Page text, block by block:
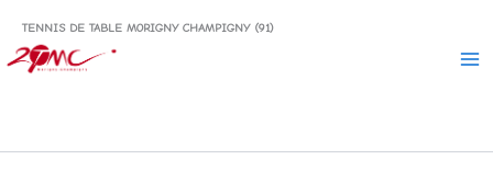
contenu
TENNIS DE TABLE MORIGNY CHAMPIGNY (91)